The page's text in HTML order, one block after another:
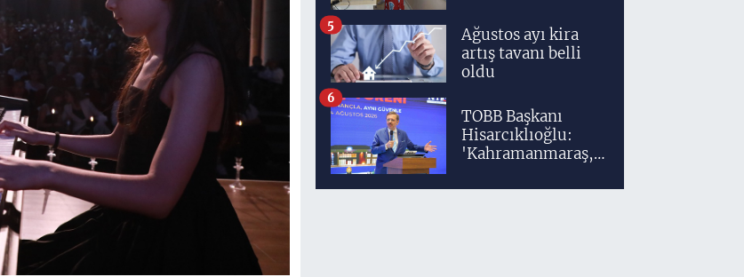
teknolojiyle
yetişiyor
Ağustos ayı kira
artış tavanı belli
oldu
5
TOBB Başkanı
Hisarcıklıoğlu:
'Kahramanmaraş,
Türkiye
6